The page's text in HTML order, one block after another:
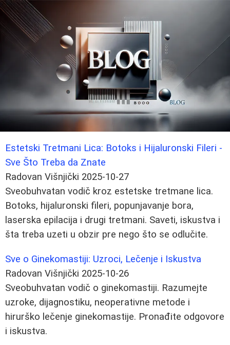
Estetski Tretmani Lica: Botoks i Hijaluronski Fileri -
Sve Što Treba da Znate
Radovan Višnjički 2025-10-27
Sveobuhvatan vodič kroz estetske tretmane lica.
Botoks, hijaluronski fileri, popunjavanje bora,
laserska epilacija i drugi tretmani. Saveti, iskustva i
šta treba uzeti u obzir pre nego što se odlučite.
Sve o Ginekomastiji: Uzroci, Lečenje i Iskustva
Radovan Višnjički 2025-10-26
Sveobuhvatan vodič o ginekomastiji. Razumejte
uzroke, dijagnostiku, neoperativne metode i
hirurško lečenje ginekomastije. Pronađite odgovore
i iskustva.